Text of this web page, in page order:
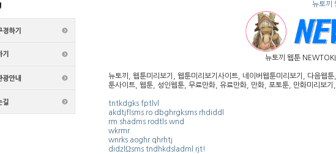
뉴토끼
뉴토끼 웹툰 NEWTOKI
뉴토끼, 웹툰미리보기, 웹툰미리보기사이트, 네이버웹툰미리보기, 다음웹
툰사이트, 웹툰, 성인웹툰, 무료만화, 유료만화, 만화, 포토툰, 만화미리보
tntkdgks fptlvl
akdtjflsms ro dbghrgksms rhdiddl
rm shadms rodtls wnd
wkrmr
wnrks aoghr qhrhtj
didzlΩsms tndhkdsladml rjt!